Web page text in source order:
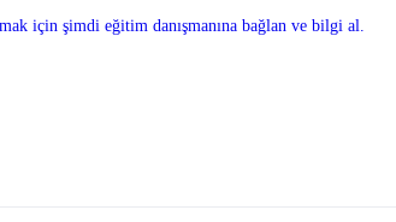
için şimdi eğitim danışmanına bağlan ve bilgi al.